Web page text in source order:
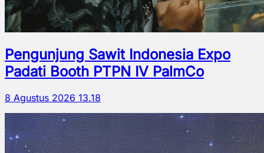
Pengunjung Sawit Indonesia Expo
Padati Booth PTPN IV PalmCo
8 Agustus 2026 13.18